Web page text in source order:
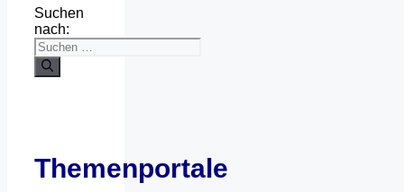
Suchen
nach:
Themenportale